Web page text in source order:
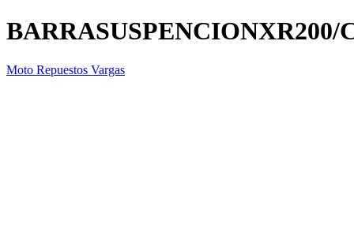
BARRASUSPENCIONXR200/
Moto Repuestos Vargas